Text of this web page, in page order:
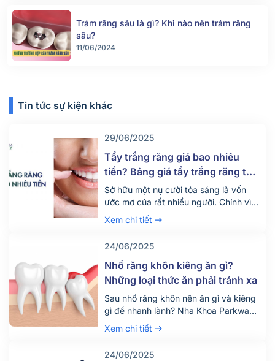
Trám răng sâu là gì? Khi nào nên trám răng
sâu?
11/06/2024
Tin tức sự kiện khác
29/06/2025
Tẩy trắng răng giá bao nhiêu
tiền? Bảng giá tẩy trắng răng tại
nha khoa mới nhất 2025
Sở hữu một nụ cười tỏa sáng là vốn
ước mơ của rất nhiều người. Chính vì
vậy hiện nay có rất nhiều người tìm
đến dịch vụ tẩy trắng răng để thỏa
trắng răng giá bao nhiêu tiền? Quy
trình diễn ra dịch vụ này như […]
Xem chi tiết
24/06/2025
Nhổ răng khôn kiêng ăn gì?
Những loại thức ăn phải tránh xa
Sau nhổ răng khôn nên ăn gì và kiêng
gì để nhanh lành? Nha Khoa Parkway
chia sẻ chế độ ăn uống khoa học giúp
giảm đau, tránh biến chứng. Tìm hiểu
Xem chi tiết
24/06/2025